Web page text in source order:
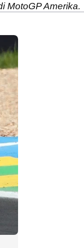
MotoGP Amerika.